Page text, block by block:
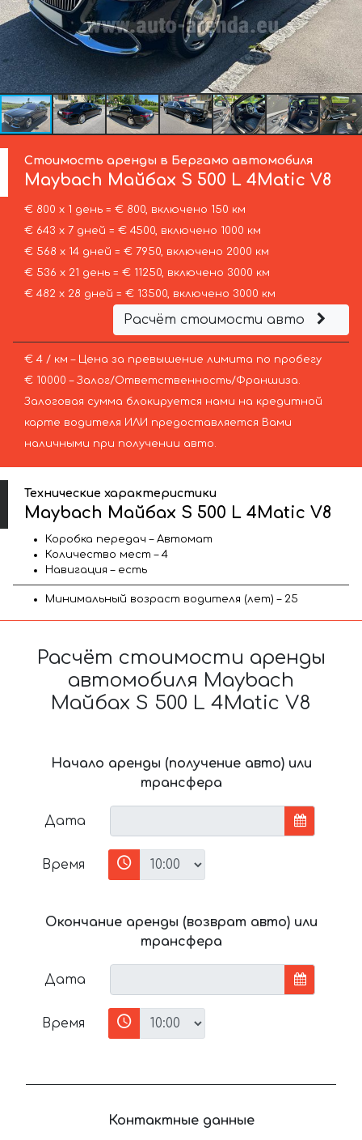
Стоимость аренды в Бергамо автомобиля
Maybach Майбах S 500 L 4Matic V8
€ 800 х 1 день = € 800, включено 150 км
€ 643 х 7 дней = € 4500, включено 1000 км
€ 568 х 14 дней = € 7950, включено 2000 км
€ 536 х 21 день = € 11250, включено 3000 км
€ 482 х 28 дней = € 13500, включено 3000 км
Расчёт стоимости авто
€ 4 / км – Цена за превышение лимита по пробегу
€ 10000 – Залог/Ответственность/Франшиза.
Залоговая сумма блокируется нами на кредитной
карте водителя ИЛИ предоставляется Вами
наличными при получении авто.
Технические характеристики
Maybach Майбах S 500 L 4Matic V8
Коробка передач – Автомат
Количество мест – 4
Навигация – есть
Минимальный возраст водителя (лет) – 25
Расчёт стоимости аренды
автомобиля Maybach
Майбах S 500 L 4Matic V8
Начало аренды (получение авто) или
трансфера
Дата
Время
Окончание аренды (возврат авто) или
трансфера
Дата
Время
Контактные данные